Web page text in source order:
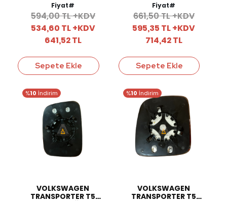
Fiyat#
594,00 TL +KDV
534,60 TL +KDV
641,52 TL
Sepete Ekle
Fiyat#
661,50 TL +KDV
595,35 TL +KDV
714,42 TL
Sepete Ekle
%10 İndirim
VOLKSWAGEN
TRANSPORTER T5
%10 İndirim
VOLKSWAGEN
TRANSPORTER T5